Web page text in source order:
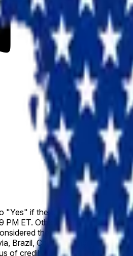
"Yes" if the United States
PM ET. Otherwise, this market
the sovereign territory
Brazil, Chile, Colombia,
of credible sources.
The high